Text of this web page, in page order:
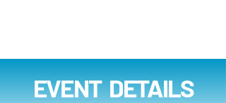
EVENT DETAILS